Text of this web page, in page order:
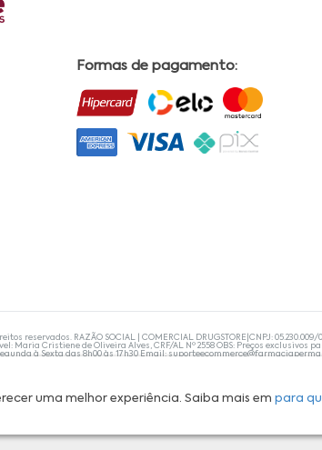
uma melhor experiência. Saiba mais empara
Formas de pagamento:
reservados. RAZÃO SOCIAL | COMERCIAL DRUGSTORE|CNPJ: 05.230.009/
Maria Cristiene de Oliveira Alves, CRF/AL Nº 2558 OBS: Preços
à Sexta das 8h00 às 17h30 Email:
forma alguma, substituem as orientações de um profissional da área
adequado. Se os sintomas persistirem, um médico deve ser consultado.
que você possa realizar suas compras com tranquilidade. A privacidade e
sujeitos à confirmação da disponibilidade de produto em nosso estoque.